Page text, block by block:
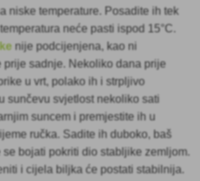
niske temperature. Posadite ih tek
neće pasti ispod 15°C.
nije podcijenjena, kao ni
sadnje. Nekoliko dana prije
u vrt, polako ih i strpljivo
sunčevu svjetlost nekoliko sati
suncem i premjestite ih u
ručka. Sadite ih duboko, baš
bojati pokriti dio stabljike zemljom.
i cijela biljka će postati stabilnija.